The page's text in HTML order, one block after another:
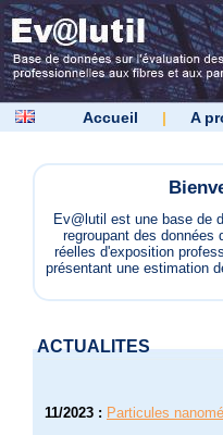
Accueil | A
Ev@lutil est une base de
regroupant des
réelles d'exposition
présentant une estimation
ACTUALITES
11/2023 : Particules